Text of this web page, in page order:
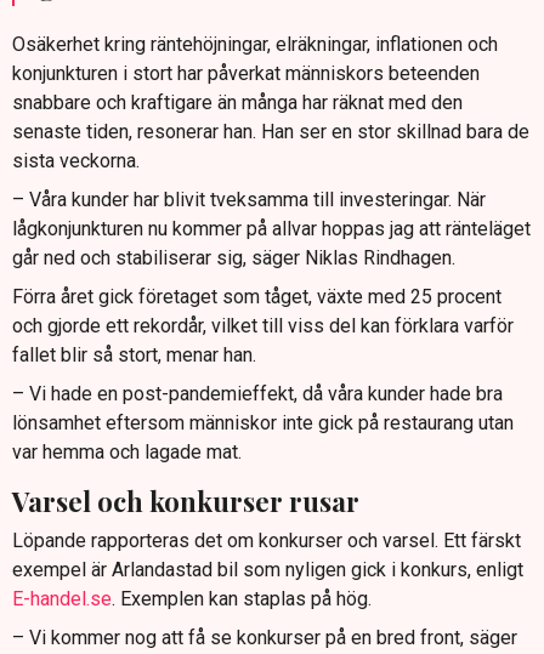
Osäkerhet kring räntehöjningar, elräkningar, inflationen och
konjunkturen i stort har påverkat människors beteenden
snabbare och kraftigare än många har räknat med den
senaste tiden, resonerar han. Han ser en stor skillnad bara de
sista veckorna.
– Våra kunder har blivit tveksamma till investeringar. När
lågkonjunkturen nu kommer på allvar hoppas jag att ränteläget
går ned och stabiliserar sig, säger Niklas Rindhagen.
Förra året gick företaget som tåget, växte med 25 procent
och gjorde ett rekordår, vilket till viss del kan förklara varför
fallet blir så stort, menar han.
– Vi hade en post-pandemieffekt, då våra kunder hade bra
lönsamhet eftersom människor inte gick på restaurang utan
var hemma och lagade mat.
Varsel och konkurser rusar
Löpande rapporteras det om konkurser och varsel. Ett färskt
exempel är Arlandastad bil som nyligen gick i konkurs, enligt
E-handel.se. Exemplen kan staplas på hög.
– Vi kommer nog att få se konkurser på en bred front, säger